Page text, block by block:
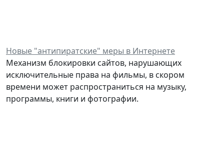
Новые "антипиратские" меры в Интернете
Механизм блокировки сайтов, нарушающих
исключительные права на фильмы, в скором
времени может распространиться на музыку,
программы, книги и фотографии.